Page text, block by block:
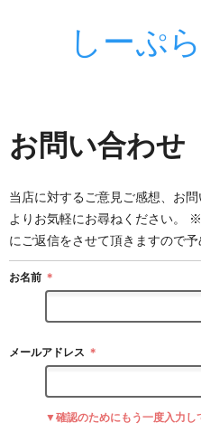
しーぷ
お問い合わせ
当店に対するご意見ご感想、お
よりお気軽にお尋ねください。
にご返信をさせて頂きますので予
お名前 ＊
メールアドレス ＊
▼確認のためにもう一度入力し